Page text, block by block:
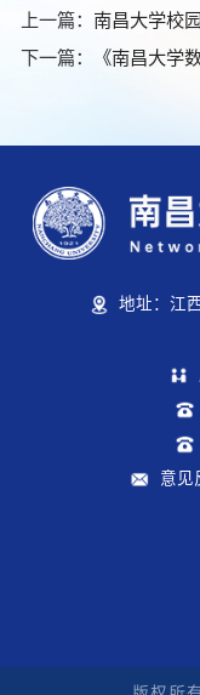
上一篇： 南昌大学校
下一篇： 《南昌大学
地址：江
意见